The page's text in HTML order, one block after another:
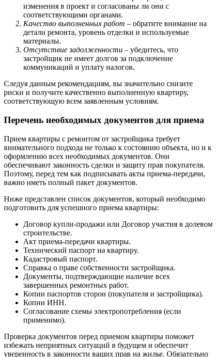
изменения в проект и согласованы ли они с
соответствующими органами.
Качество выполненных работ – обратите внимание на
детали ремонта, уровень отделки и используемые
материалы.
Отсутствие задолженности – убедитесь, что
застройщик не имеет долгов за подключение
коммуникаций и уплату налогов.
Следуя данным рекомендациям, вы значительно снизите
риски и получите качественно выполненную квартиру,
соответствующую всем заявленным условиям.
Перечень необходимых документов для приема
Прием квартиры с ремонтом от застройщика требует
внимательного подхода не только к состоянию объекта, но и к
оформлению всех необходимых документов. Они
обеспечивают законность сделки и защиту прав покупателя.
Поэтому, перед тем как подписывать акты приема-передачи,
важно иметь полный пакет документов.
Ниже представлен список документов, который необходимо
подготовить для успешного приема квартиры:
Договор купли-продажи или Договор участия в долевом
строительстве.
Акт приема-передачи квартиры.
Технический паспорт на квартиру.
Кадастровый паспорт.
Справка о праве собственности застройщика.
Документы, подтверждающие наличие всех
завершенных ремонтных работ.
Копии паспортов сторон (покупателя и застройщика).
Копии ИНН.
Согласование схемы электропотребления (если
применимо).
Проверка документов перед приемом квартиры поможет
избежать неприятных ситуаций в будущем и обеспечит
уверенность в законности ваших прав на жилье. Обязательно